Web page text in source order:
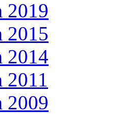
2019
2015
2014
2011
2009